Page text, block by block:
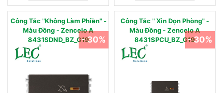
Công Tắc "Không Làm Phiền" -
Màu Đồng - Zencelo A
8431SDND_BZ_G19- 30%
Công Tắc " Xin Dọn Phòng" -
Màu Đồng - Zencelo A
8431SPCU_BZ_G19- 30%